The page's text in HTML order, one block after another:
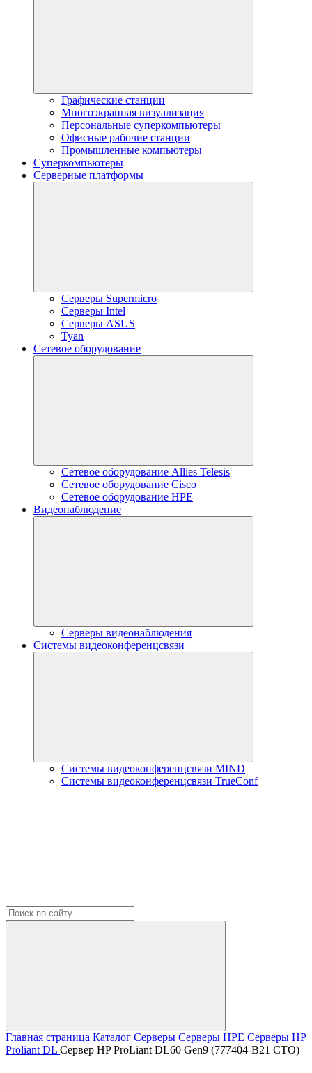
Графические станции
Многоэкранная визуализация
Персональные суперкомпьютеры
Офисные рабочие станции
Промышленные компьютеры
Суперкомпьютеры
Серверные платформы
Серверы Supermicro
Серверы Intel
Серверы ASUS
Tyan
Сетевое оборудование
Сетевое оборудование Allies Telesis
Сетевое оборудование Cisco
Сетевое оборудование HPE
Видеонаблюдение
Серверы видеонаблюдения
Системы видеоконференцсвязи
Системы видеоконференцсвязи MIND
Системы видеоконференцсвязи TrueConf
Главная страница Каталог Серверы Серверы HPE Серверы HP
Proliant DL Сервер HP ProLiant DL60 Gen9 (777404-B21 CTO)